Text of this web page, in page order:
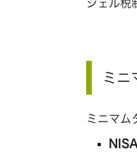
ジェル税
ミニ
ミニマム